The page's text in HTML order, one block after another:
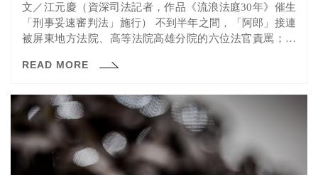
文／江元慶（資深司法記者，作品《流浪法庭30年》催生
「刑事妥速審判法」施行） 不到半年之間，「阿郎」接連
被屏東地方法院、高等法院高雄分院的六位法官責罵；會
READ MORE